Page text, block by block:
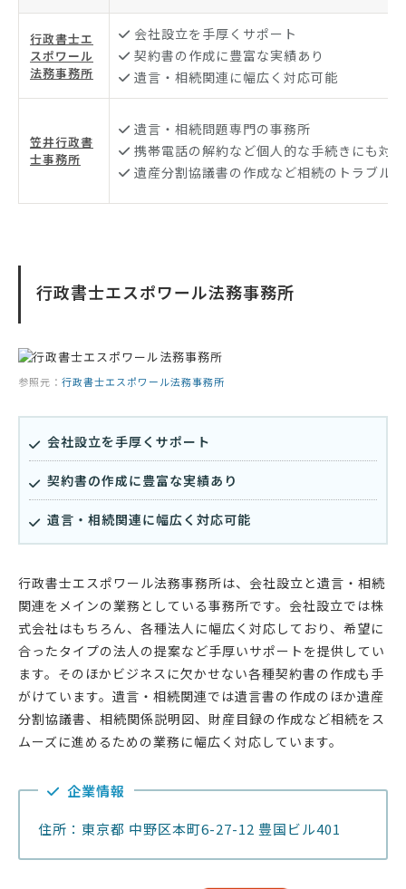
行政書士エ
スポワール
法務事務所
会社設立を手厚くサポート
契約書の作成に豊富な実績あり
遺言・相続関連に幅広く対応可能
笠井行政書
士事務所
遺言・相続問題専門の事務所
携帯電話の解約など個人的な手続きにも対応
遺産分割協議書の作成など相続のトラブル
行政書士エスポワール法務事務所
参照元： 行政書士エスポワール法務事務所
会社設立を手厚くサポート
契約書の作成に豊富な実績あり
遺言・相続関連に幅広く対応可能
行政書士エスポワール法務事務所は、会社設立と遺言・相続
関連をメインの業務としている事務所です。会社設立では株
式会社はもちろん、各種法人に幅広く対応しており、希望に
合ったタイプの法人の提案など手厚いサポートを提供してい
ます。そのほかビジネスに欠かせない各種契約書の作成も手
がけています。遺言・相続関連では遺言書の作成のほか遺産
分割協議書、相続関係説明図、財産目録の作成など相続をス
ムーズに進めるための業務に幅広く対応しています。
企業情報
住所：東京都 中野区本町6-27-12 豊国ビル401